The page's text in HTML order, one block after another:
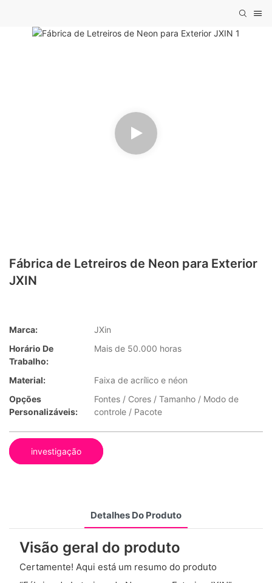
Fábrica de Letreiros de Neon para Exterior
JXIN
Marca:
JXin
Horário De
Trabalho:
Mais de 50.000 horas
Material:
Faixa de acrílico e néon
Opções
Personalizáveis:
Fontes / Cores / Tamanho / Modo de
controle / Pacote
investigação
Detalhes Do Produto
Visão geral do produto
Certamente! Aqui está um resumo do produto